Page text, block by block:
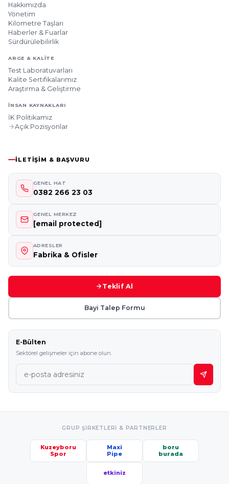
Hakkımızda
Yönetim
Kilometre Taşları
Haberler & Fuarlar
Sürdürülebilirlik
ARGE & KALITE
Test Laboratuvarları
Kalite Sertifikalarımız
Araştırma & Geliştirme
İNSAN KAYNAKLARI
İK Politikamız
Açık Pozisyonlar
İLETIŞIM & BAŞVURU
GENEL HAT
0382 266 23 03
GENEL MERKEZ
[email protected]
ADRESLER
Fabrika & Ofisler
Teklif Al
Bayi Talep Formu
E-Bülten
Sektörel gelişmeler için abone olun.
GRUP ŞIRKETLERI & PARTNERLER
Kuzeyboru
Spor
Maxi
Pipe
boru
burada
etkiniz